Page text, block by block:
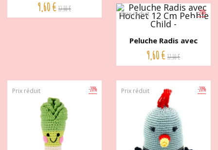
9,60 € 12,00 € -20%
Prix réduit
Peluche Radis avec
Hochet...
9,60 € 12,00 €
-20%
Prix réduit -20%
Prix réduit